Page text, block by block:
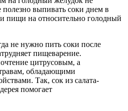
полезно выпивать соки днем в
пищи на относительно голодный
не нужно пить соки после
пищеварение.
цитрусовым, а
обладающими
Так, сок из салата-
помогает